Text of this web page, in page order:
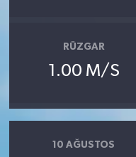
RÜZGAR
1.00 M/S
10 AĞUSTOS